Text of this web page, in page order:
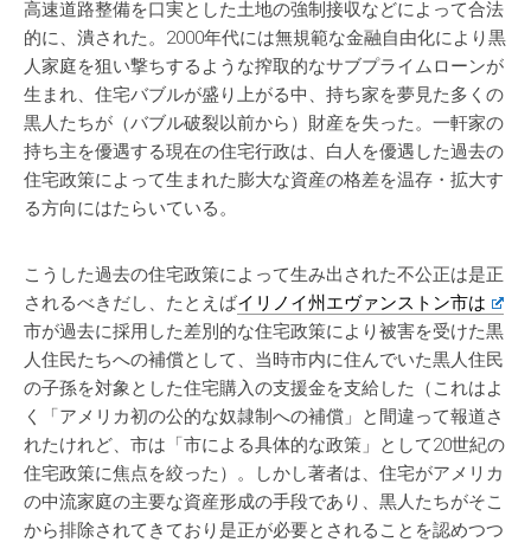
高速道路整備を口実とした土地の強制接収などによって合法
的に、潰された。2000年代には無規範な金融自由化により黒
人家庭を狙い撃ちするような搾取的なサブプライムローンが
生まれ、住宅バブルが盛り上がる中、持ち家を夢見た多くの
黒人たちが（バブル破裂以前から）財産を失った。一軒家の
持ち主を優遇する現在の住宅行政は、白人を優遇した過去の
住宅政策によって生まれた膨大な資産の格差を温存・拡大す
る方向にはたらいている。
こうした過去の住宅政策によって生み出された不公正は是正
されるべきだし、たとえばイリノイ州エヴァンストン市は
市が過去に採用した差別的な住宅政策により被害を受けた黒
人住民たちへの補償として、当時市内に住んでいた黒人住民
の子孫を対象とした住宅購入の支援金を支給した（これはよ
く「アメリカ初の公的な奴隷制への補償」と間違って報道さ
れたけれど、市は「市による具体的な政策」として20世紀の
住宅政策に焦点を絞った）。しかし著者は、住宅がアメリカ
の中流家庭の主要な資産形成の手段であり、黒人たちがそこ
から排除されてきており是正が必要とされることを認めつつ